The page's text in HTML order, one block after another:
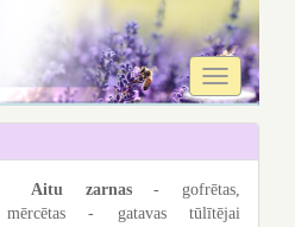
Toggle
navigation
Aitu zarnas- gofrētas,
mērcētas - gatavas tūlītējai